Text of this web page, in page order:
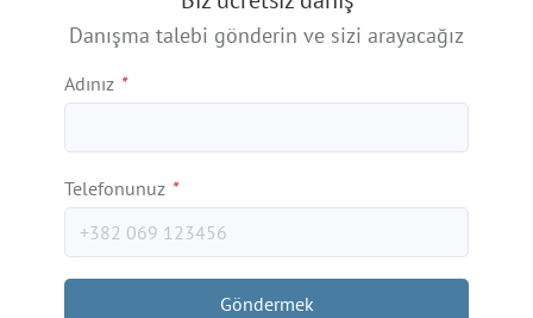
Danışma talebi gönderin ve sizi arayacağız
Adınız *
Telefonunuz *
Göndermek